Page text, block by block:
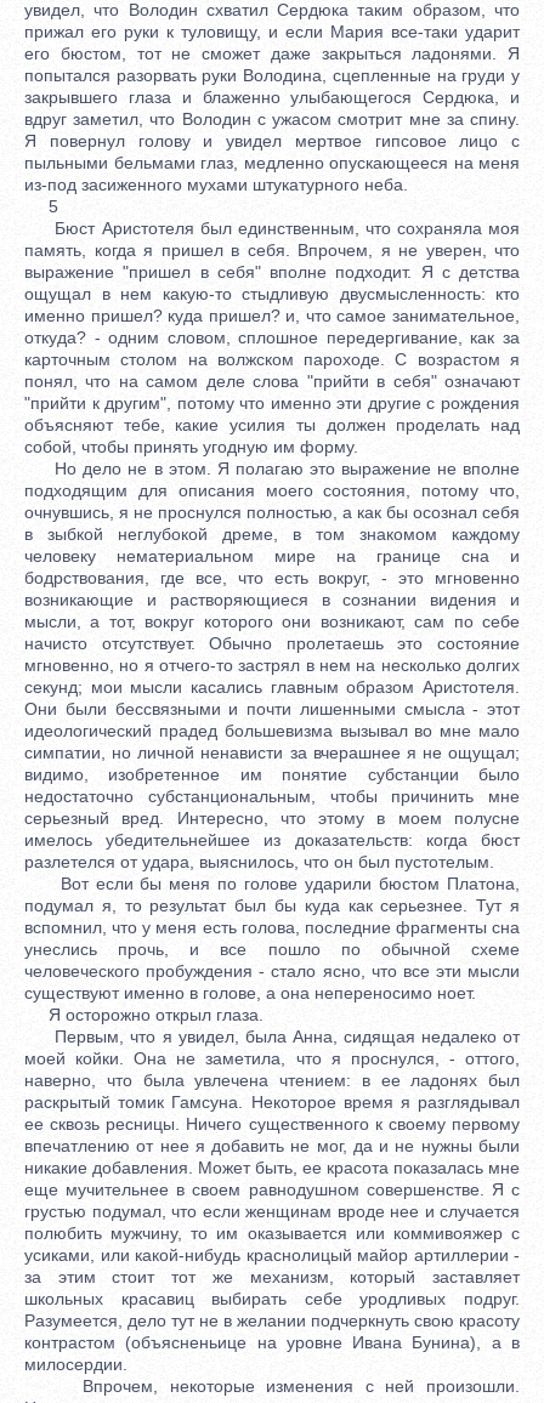
увидел, что Володин схватил Сердюка таким образом, что
прижал его руки к туловищу, и если Мария все-таки ударит
его бюстом, тот не сможет даже закрыться ладонями. Я
попытался разорвать руки Володина, сцепленные на груди у
закрывшего глаза и блаженно улыбающегося Сердюка, и
вдруг заметил, что Володин с ужасом смотрит мне за спину.
Я повернул голову и увидел мертвое гипсовое лицо с
пыльными бельмами глаз, медленно опускающееся на меня
из-под засиженного мухами штукатурного неба.
5
Бюст Аристотеля был единственным, что сохраняла моя
память, когда я пришел в себя. Впрочем, я не уверен, что
выражение "пришел в себя" вполне подходит. Я с детства
ощущал в нем какую-то стыдливую двусмысленность: кто
именно пришел? куда пришел? и, что самое занимательное,
откуда? - одним словом, сплошное передергивание, как за
карточным столом на волжском пароходе. С возрастом я
понял, что на самом деле слова "прийти в себя" означают
"прийти к другим", потому что именно эти другие с рождения
объясняют тебе, какие усилия ты должен проделать над
собой, чтобы принять угодную им форму.
Но дело не в этом. Я полагаю это выражение не вполне
подходящим для описания моего состояния, потому что,
очнувшись, я не проснулся полностью, а как бы осознал себя
в зыбкой неглубокой дреме, в том знакомом каждому
человеку нематериальном мире на границе сна и
бодрствования, где все, что есть вокруг, - это мгновенно
возникающие и растворяющиеся в сознании видения и
мысли, а тот, вокруг которого они возникают, сам по себе
начисто отсутствует. Обычно пролетаешь это состояние
мгновенно, но я отчего-то застрял в нем на несколько долгих
секунд; мои мысли касались главным образом Аристотеля.
Они были бессвязными и почти лишенными смысла - этот
идеологический прадед большевизма вызывал во мне мало
симпатии, но личной ненависти за вчерашнее я не ощущал;
видимо, изобретенное им понятие субстанции было
недостаточно субстанциональным, чтобы причинить мне
серьезный вред. Интересно, что этому в моем полусне
имелось убедительнейшее из доказательств: когда бюст
разлетелся от удара, выяснилось, что он был пустотелым.
Вот если бы меня по голове ударили бюстом Платона,
подумал я, то результат был бы куда как серьезнее. Тут я
вспомнил, что у меня есть голова, последние фрагменты сна
унеслись прочь, и все пошло по обычной схеме
человеческого пробуждения - стало ясно, что все эти мысли
существуют именно в голове, а она непереносимо ноет.
Я осторожно открыл глаза.
Первым, что я увидел, была Анна, сидящая недалеко от
моей койки. Она не заметила, что я проснулся, - оттого,
наверно, что была увлечена чтением: в ее ладонях был
раскрытый томик Гамсуна. Некоторое время я разглядывал
ее сквозь ресницы. Ничего существенного к своему первому
впечатлению от нее я добавить не мог, да и не нужны были
никакие добавления. Может быть, ее красота показалась мне
еще мучительнее в своем равнодушном совершенстве. Я с
грустью подумал, что если женщинам вроде нее и случается
полюбить мужчину, то им оказывается или коммивояжер с
усиками, или какой-нибудь краснолицый майор артиллерии -
за этим стоит тот же механизм, который заставляет
школьных красавиц выбирать себе уродливых подруг.
Разумеется, дело тут не в желании подчеркнуть свою красоту
контрастом (объясненьице на уровне Ивана Бунина), а в
милосердии.
Впрочем, некоторые изменения с ней произошли.